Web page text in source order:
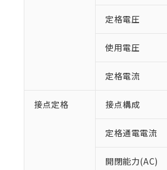
定格電圧
使用電圧
定格電流
接点定格 接点構成
定格通電電流
開閉能力(AC)